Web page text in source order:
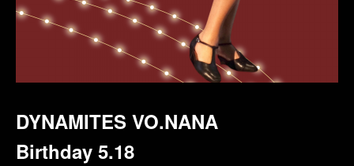
DYNAMITES VO.NANA
Birthday 5.18